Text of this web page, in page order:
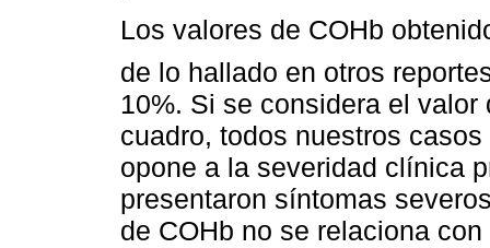
Los valores de COHb
de lo hallado en otros
10%. Si se considera el
cuadro, todos nuestros
opone a la severidad clínica
presentaron síntomas
de COHb no se relaciona